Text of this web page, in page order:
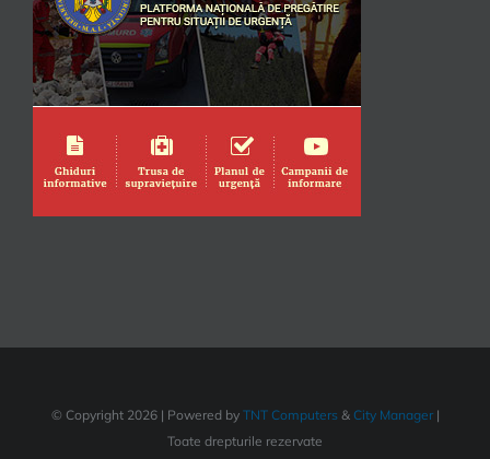
© Copyright 2026 | Powered by TNT Computers& City Manager|
Toate drepturile rezervate